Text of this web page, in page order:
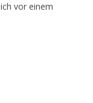
vor einem